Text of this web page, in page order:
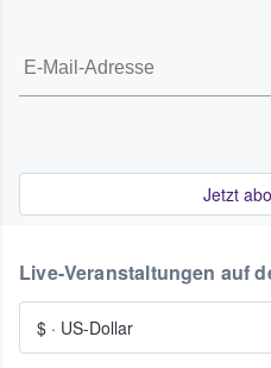
Jetzt
Live-Veranstaltungen auf
$ · US-Dollar